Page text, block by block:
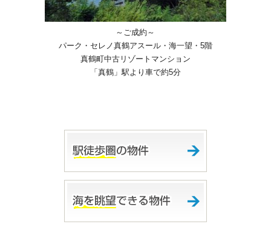
～ご成約～
パーク・セレノ真鶴アスール・海一望・5階
真鶴町中古リゾートマンション
「真鶴」駅より車で約5分